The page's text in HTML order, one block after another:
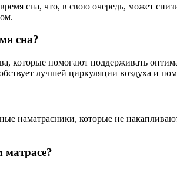
сна, что, в свою очередь, может
сна?
которые помогают поддерживать
лучшей циркуляции воздуха и
наматрасники, которые не